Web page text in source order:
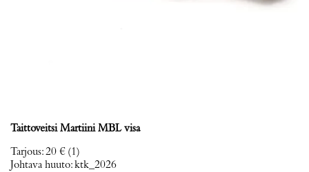
Taittoveitsi Martiini MBL visa
Tarjous:20 € (1)
Johtava huuto:ktk_2026